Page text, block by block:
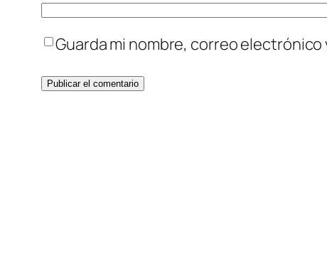
Guarda mi nombre, correo